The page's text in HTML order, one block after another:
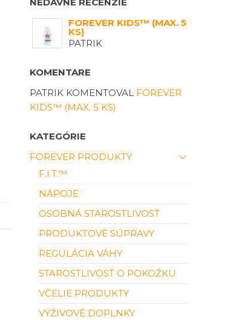
NEDÁVNE RECENZIE
FOREVER KIDS™ (MAX. 5
KS)
PATRIK
KOMENTARE
PATRIKKOMENTOVAL FOREVER
KIDS™ (MAX. 5 KS)
KATEGÓRIE
FOREVER PRODUKTY
F.I.T.™
NÁPOJE
OSOBNÁ STAROSTLIVOSŤ
PRODUKTOVÉ SÚPRAVY
REGULÁCIA VÁHY
STAROSTLIVOSŤ O POKOŽKU
VČELIE PRODUKTY
VÝŽIVOVÉ DOPLNKY